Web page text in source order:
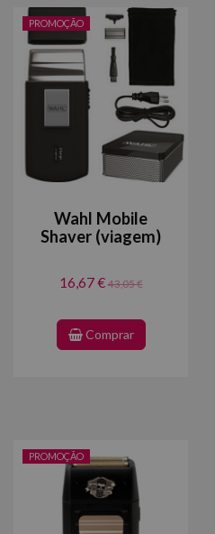
PROMOÇÃO
Wahl Mobile
Shaver (viagem)
16,67 €43,05 €
Comprar
PROMOÇÃO